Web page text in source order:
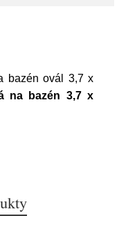
bazén ovál 3,7 x
na bazén 3,7 x